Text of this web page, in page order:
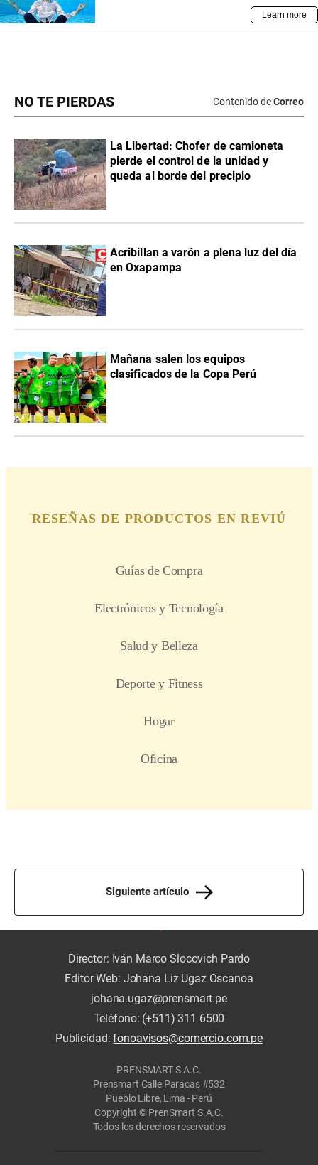
NO TE PIERDAS Contenido deCorreo
La Libertad: Chofer de camioneta
pierde el control de la unidad y
queda al borde del precipio
Acribillan a varón a plena luz del día
en Oxapampa
Mañana salen los equipos
clasificados de la Copa Perú
Siguiente artículo
Director: Iván Marco Slocovich Pardo
Editor Web: Johana Liz Ugaz Oscanoa
johana.ugaz@prensmart.pe
Teléfono: (+511) 311 6500
Publicidad:fonoavisos@comercio.com.pe
PRENSMART S.A.C.
Prensmart Calle Paracas #532
Pueblo Libre, Lima - Perú
Copyright © PrenSmart S.A.C.
Todos los derechos reservados